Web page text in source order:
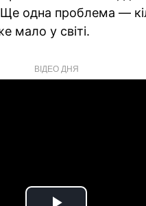
одна проблема —
мало у світі.
ВІДЕО ДНЯ